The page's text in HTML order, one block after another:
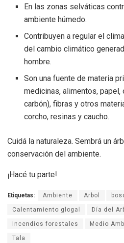
En las zonas selváticas
ambiente húmedo.
Contribuyen a regular el
del cambio climático
hombre.
Son una fuente de materia
medicinas, alimentos,
carbón), fibras y otros
corcho, resinas y caucho.
Cuidá la naturaleza. Sembrá un
conservación del ambiente.
¡Hacé tu parte!
Etiquetas: Ambiente Arbol
Calentamiento glogal Día del
Incendios forestales Medio
Tala